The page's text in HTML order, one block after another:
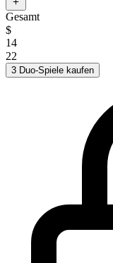
Gesamt
$
14
22
3 Duo-Spiele kaufen